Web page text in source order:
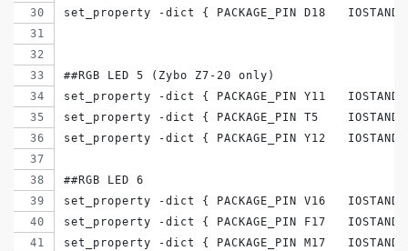
set_property -dict { PACKAGE_PIN D18
##RGB LED 5 (Zybo Z7-20 only)
set_property -dict { PACKAGE_PIN Y11
set_property -dict { PACKAGE_PIN T5
set_property -dict { PACKAGE_PIN Y12
##RGB LED 6
set_property -dict { PACKAGE_PIN V16
set_property -dict { PACKAGE_PIN F17
set_property -dict { PACKAGE_PIN M17